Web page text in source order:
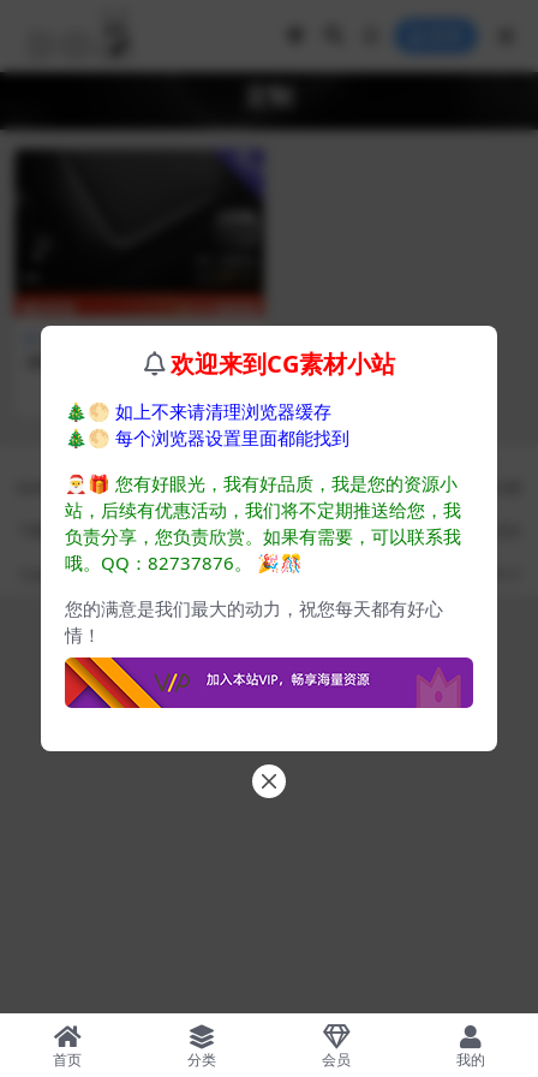
软装色彩
2023云想名师资料
用户
站内教程资源均来自公开网络收集转发而来，若侵犯了您的合法权益，请来信通
知我们，我们会及时删除，给您带来的不便，我们深表歉意
下载用户仅供学习交流，若使用商业用途，请购买正版授权，否则产生的一切后
果将由下载用户自行承担
Copyright ©www.cgyes.com · 自由学习每日提升 ·
首页 分类 会员 我的
欢迎来到CG素材小站
🎄🌕 如上不来请清理浏览器缓存
🎄🌕 每个浏览器设置里面都能找到
🎅🎁 您有好眼光，我有好品质，我是您的资源小
站，后续有优惠活动，我们将不定期推送给您，我
负责分享，您负责欣赏。如果有需要，可以联系我
哦。QQ：82737876。
🎉🎊
您的满意是我们最大的动力，祝您每天都有好心
情！